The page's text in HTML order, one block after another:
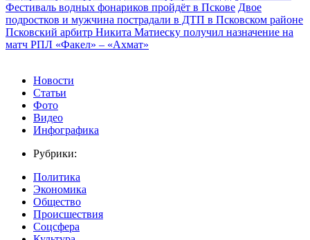
Фестиваль водных фонариков пройдёт в Пскове Двое
подростков и мужчина пострадали в ДТП в Псковском районе
Псковский арбитр Никита Матиеску получил назначение на
матч РПЛ «Факел» – «Ахмат»
Новости
Статьи
Фото
Видео
Инфографика
Рубрики:
Политика
Экономика
Общество
Происшествия
Соцсфера